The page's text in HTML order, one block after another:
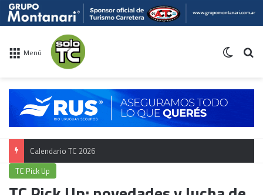
Menú
Calendario TC 2026
TC Pick Up